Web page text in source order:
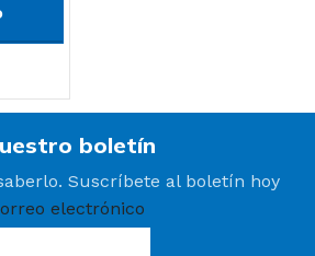
boletín
Suscríbete al boletín hoy
electrónico